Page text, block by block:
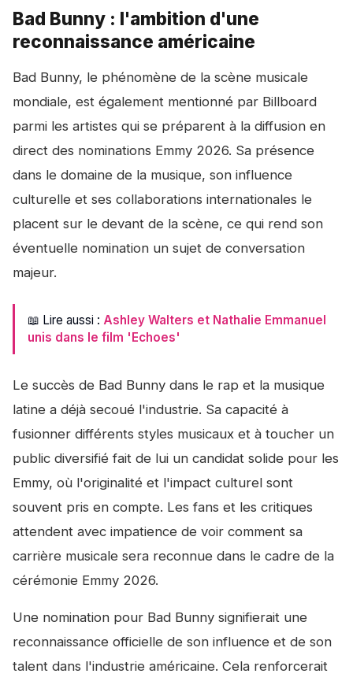
Bad Bunny : l'ambition d'une
reconnaissance américaine
Bad Bunny, le phénomène de la scène musicale
mondiale, est également mentionné par Billboard
parmi les artistes qui se préparent à la diffusion en
direct des nominations Emmy 2026. Sa présence
dans le domaine de la musique, son influence
culturelle et ses collaborations internationales le
placent sur le devant de la scène, ce qui rend son
éventuelle nomination un sujet de conversation
majeur.
📖 Lire aussi : Ashley Walters et Nathalie Emmanuel
unis dans le film 'Echoes'
Le succès de Bad Bunny dans le rap et la musique
latine a déjà secoué l'industrie. Sa capacité à
fusionner différents styles musicaux et à toucher un
public diversifié fait de lui un candidat solide pour les
Emmy, où l'originalité et l'impact culturel sont
souvent pris en compte. Les fans et les critiques
attendent avec impatience de voir comment sa
carrière musicale sera reconnue dans le cadre de la
cérémonie Emmy 2026.
Une nomination pour Bad Bunny signifierait une
reconnaissance officielle de son influence et de son
talent dans l'industrie américaine. Cela renforcerait